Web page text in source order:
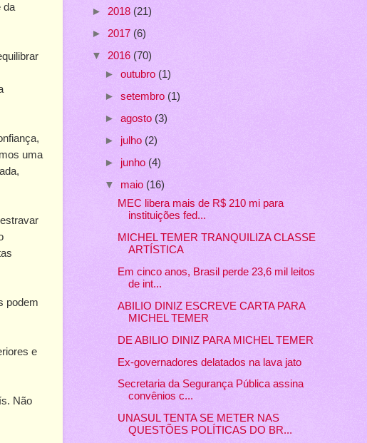
da
uma
podem
e
Não
► 2018 (21)
► 2017 (6)
▼ 2016 (70)
► outubro (1)
► setembro (1)
► agosto (3)
► julho (2)
► junho (4)
▼ maio (16)
MEC libera mais de R$ 210 mi para
instituições fed...
MICHEL TEMER TRANQUILIZA CLASSE
ARTÍSTICA
Em cinco anos, Brasil perde 23,6 mil leitos
de int...
ABILIO DINIZ ESCREVE CARTA PARA
MICHEL TEMER
DE ABILIO DINIZ PARA MICHEL TEMER
Ex-governadores delatados na lava jato
Secretaria da Segurança Pública assina
convênios c...
UNASUL TENTA SE METER NAS
QUESTÕES POLÍTICAS DO BR...